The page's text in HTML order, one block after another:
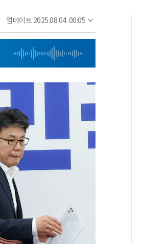
업데이트 2025.08.04. 00:05